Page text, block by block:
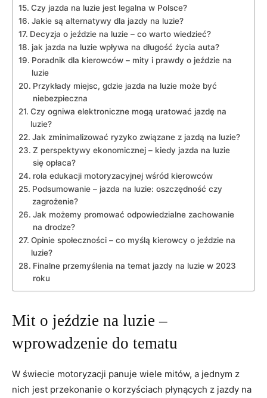
Czy jazda na luzie jest legalna w Polsce?
Jakie są alternatywy dla jazdy na luzie?
Decyzja o jeździe na luzie – co warto wiedzieć?
jak jazda na luzie wpływa na długość życia auta?
Poradnik dla kierowców – mity i prawdy o jeździe na
luzie
Przykłady miejsc, gdzie jazda na luzie może być
niebezpieczna
Czy ogniwa elektroniczne mogą uratować jazdę na
luzie?
Jak zminimalizować ryzyko związane z jazdą na luzie?
Z perspektywy ekonomicznej – kiedy jazda na luzie
się opłaca?
rola edukacji motoryzacyjnej wśród kierowców
Podsumowanie – jazda na luzie: oszczędność czy
zagrożenie?
Jak możemy promować odpowiedzialne zachowanie
na drodze?
Opinie społeczności – co myślą kierowcy o jeździe na
luzie?
Finalne przemyślenia na temat jazdy na luzie w 2023
roku
Mit o jeździe na luzie –
wprowadzenie do tematu
W świecie motoryzacji panuje wiele mitów, a jednym z
nich jest przekonanie o korzyściach płynących z jazdy na